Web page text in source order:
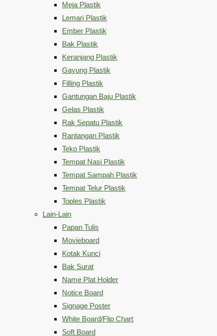
Meja Plastik
Lemari Plastik
Ember Plastik
Bak Plastik
Keranjang Plastik
Gayung Plastik
Filling Plastik
Gantungan Baju Plastik
Gelas Plastik
Rak Sepatu Plastik
Rantangan Plastik
Teko Plastik
Tempat Nasi Plastik
Tempat Sampah Plastik
Tempat Telur Plastik
Toples Plastik
Lain-Lain
Papan Tulis
Movieboard
Kotak Kunci
Bak Surat
Name Plat Holder
Notice Board
Signage Poster
White Board/Flip Chart
Soft Board